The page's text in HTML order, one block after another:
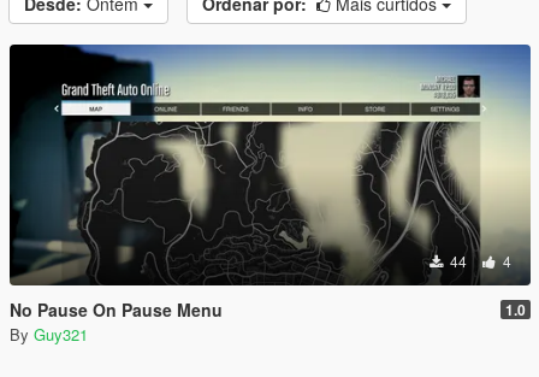
44 4
No Pause On Pause Menu 1.0
By Guy321